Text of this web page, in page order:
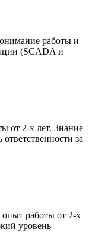
работы и
(SCADA и
от 2-х лет. Знание
за
опыт работы от 2-х
уровень